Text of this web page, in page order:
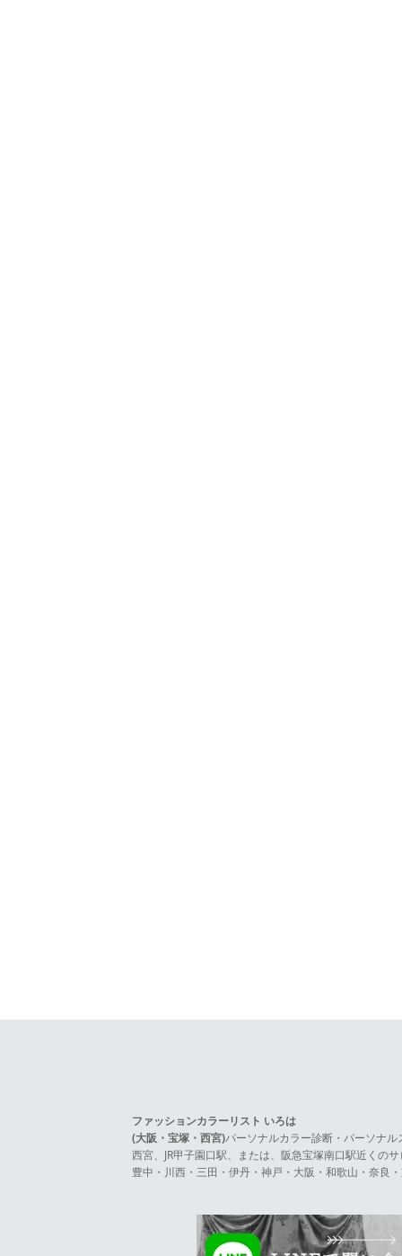
ファッションカラーリスト いろは
(大阪・宝塚・西宮)パーソナルカラー診断・パーソナル
西宮、JR甲子園口駅、または、阪急宝塚南口駅近くの
豊中・川西・三田・伊丹・神戸・大阪・和歌山・奈良